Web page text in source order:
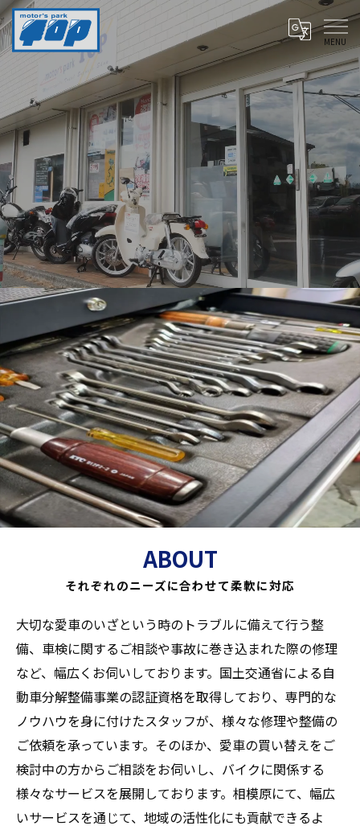
ABOUT
それぞれのニーズに合わせて柔軟に対応
大切な愛車のいざという時のトラブルに備えて行う整
備、車検に関するご相談や事故に巻き込まれた際の修理
など、幅広くお伺いしております。国土交通省による自
動車分解整備事業の認証資格を取得しており、専門的な
ノウハウを身に付けたスタッフが、様々な修理や整備の
ご依頼を承っています。そのほか、愛車の買い替えをご
検討中の方からご相談をお伺いし、バイクに関係する
様々なサービスを展開しております。相模原にて、幅広
いサービスを通じて、地域の活性化にも貢献できるよ